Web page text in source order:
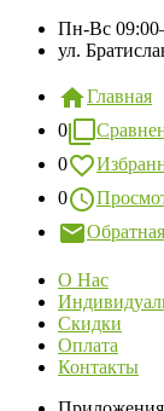
Пн-Вс
ул.
Главная
0
0
0
О Нас
Скидки
Оплата
Контакты